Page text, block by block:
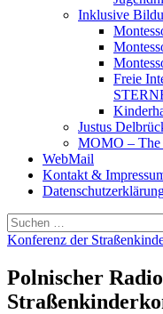
Inklusive
Freie
Justus
MOMO – The
WebMail
Kontakt &
Suchen
nach:
Konferenz der
Polnischer